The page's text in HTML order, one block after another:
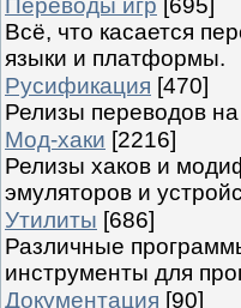
Переводы игр [695]
Всё, что касается
языки и платформы.
Русификация [470]
Релизы переводов на
Мод-хаки [2216]
Релизы хаков и
эмуляторов и
Утилиты [686]
Различные
инструменты для
Документация [90]